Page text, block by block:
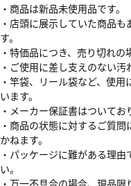
・商品は新品未使用品です。
・店頭に展示していた商品
す。
・特価品につき、売り切れの
・ご使用に差し支えのない汚
・竿袋、リール袋など、使
います。
・メーカー保証書はついてお
・商品の状態に対するご質
かねます。
・パッケージに難がある理
い。
・万一不具合の場合、現品